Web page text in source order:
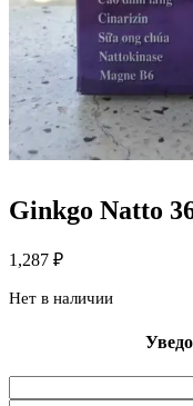
Ginkgo Natto
1,287 ₽
Нет в наличии